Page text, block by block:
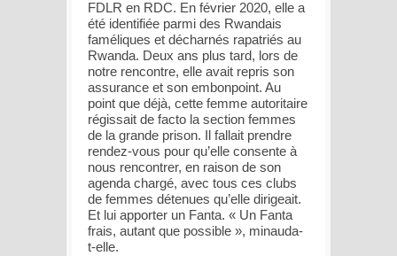
FDLR en RDC. En février 2020, elle a
été identifiée parmi des Rwandais
faméliques et décharnés rapatriés au
Rwanda. Deux ans plus tard, lors de
notre rencontre, elle avait repris son
assurance et son embonpoint. Au
point que déjà, cette femme autoritaire
régissait de facto la section femmes
de la grande prison. Il fallait prendre
rendez-vous pour qu’elle consente à
nous rencontrer, en raison de son
agenda chargé, avec tous ces clubs
de femmes détenues qu’elle dirigeait.
Et lui apporter un Fanta. « Un Fanta
frais, autant que possible », minauda-
t-elle.